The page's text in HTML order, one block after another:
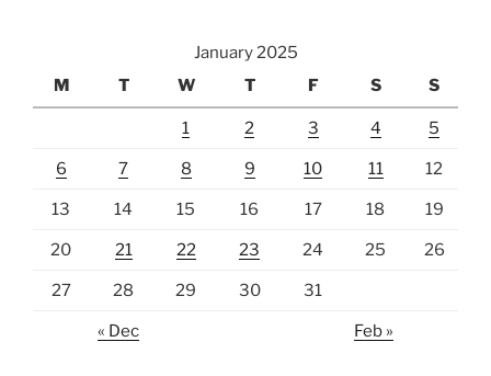
January 2025
M
T W T F S S
1 2 3 4 5
6 7 8 9 10 11 12
13 14 15 16 17 18 19
20 21 22 23 24 25 26
27 28 29 30 31
« Dec Feb »